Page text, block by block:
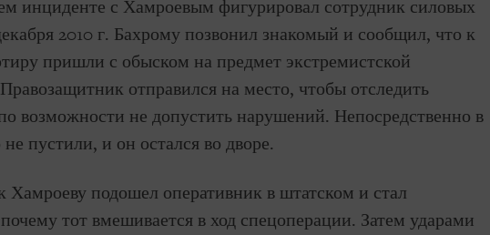
инциденте с Хамроевым фигурировал сотрудник силовых
2010 г. Бахрому позвонил знакомый и сообщил, что к
пришли с обыском на предмет экстремистской
отправился на место, чтобы отследить
возможности не допустить нарушений. Непосредственно в
не пустили, и он остался во дворе.
Хамроеву подошел оперативник в штатском и стал
тот вмешивается в ход спецоперации. Затем ударами